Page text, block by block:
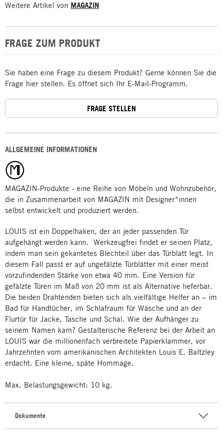
ALLGEMEINE INFORMATIONEN
MAGAZIN-Produkte - eine Reihe von Möbeln und Wohnzubehör,
die in Zusammenarbeit von MAGAZIN mit Designer*innen
selbst entwickelt und produziert werden.
LOUIS ist ein Doppelhaken, der an jeder passenden Tür
aufgehängt werden kann. Werkzeugfrei findet er seinen Platz,
indem man sein gekantetes Blechteil über das Türblatt legt. In
diesem Fall passt er auf ungefälzte Türblätter mit einer meist
vorzufindenden Stärke von etwa 40 mm. Eine Version für
gefälzte Türen im Maß von 20 mm ist als Alternative lieferbar.
Die beiden Drahtenden bieten sich als vielfältige Helfer an – im
Bad für Handtücher, im Schlafraum für Wäsche und an der
Flurtür für Jacke, Tasche und Schal. Wie der Aufhänger zu
seinem Namen kam? Gestalterische Referenz bei der Arbeit an
LOUIS war die millionenfach verbreitete Papierklammer, vor
Jahrzehnten vom amerikanischen Architekten Louis E. Baltzley
erdacht. Eine kleine, späte Hommage.
Max. Belastungsgewicht: 10 kg.
Dokumente
Weitere Artikel von MAGAZIN
FRAGE ZUM PRODUKT
Sie haben eine Frage zu diesem Produkt? Gerne können Sie die
Frage hier stellen. Es öffnet sich Ihr E-Mail-Programm.
FRAGE STELLEN